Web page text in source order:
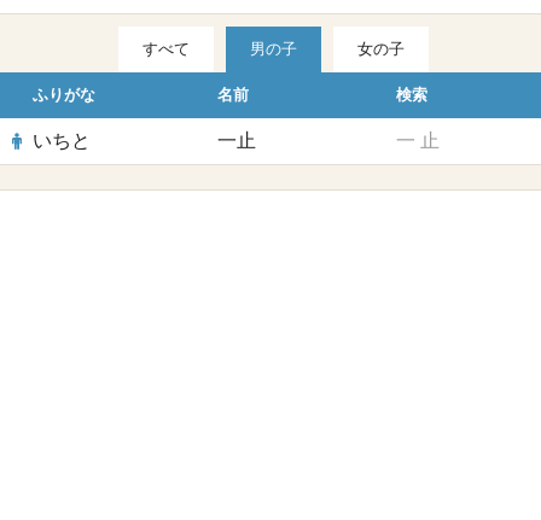
すべて 男の子 女の子
ふりがな 名前 検索
いちと 一止 一 止